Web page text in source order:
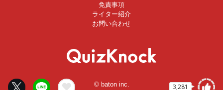
3,281
免責事項
ライター紹介
お問い合わせ
© baton inc.